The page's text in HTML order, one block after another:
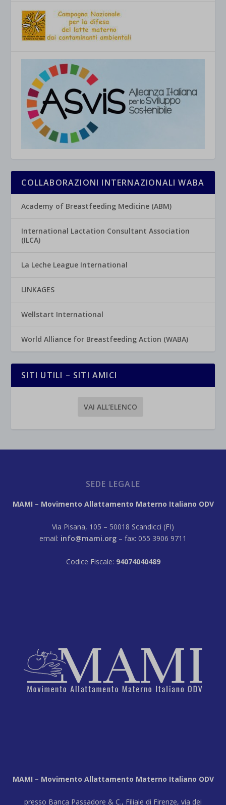
COLLABORAZIONI INTERNAZIONALI WABA
Academy of Breastfeeding Medicine (ABM)
International Lactation Consultant Association
(ILCA)
La Leche League International
LINKAGES
Wellstart International
World Alliance for Breastfeeding Action (WABA)
SITI UTILI – SITI AMICI
VAI ALL’ELENCO
SEDE LEGALE
MAMI – Movimento Allattamento Materno Italiano ODV
Via Pisana, 105 – 50018 Scandicci (FI)
email: info@mami.org – fax: 055 3906 9711
Codice Fiscale: 94074040489
MAMI – Movimento Allattamento Materno Italiano ODV
presso Banca Passadore & C., Filiale di Firenze, via dei